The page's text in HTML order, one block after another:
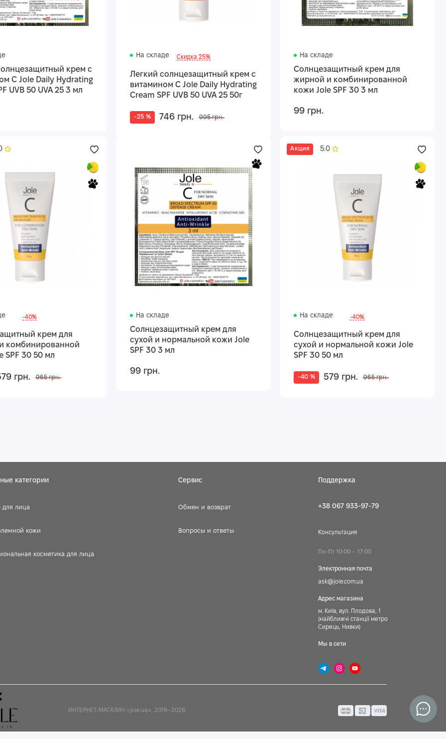
крем с
C Jole Daily Hydrating
UVB 50 UVA 25 3 мл
На складе Скидка 25%
Легкий солнцезащитный крем с
витамином C Jole Daily Hydrating
Cream SPF UVB 50 UVA 25 50г
-25 % 746 грн. 995 грн.
На складе
Солнцезащитный крем для
жирной и комбинированной
кожи Jole SPF 30 3 мл
99 грн.
-40%
крем для
комбинированной
SPF 30 50 мл
грн. 965 грн.
На складе
Солнцезащитный крем для
сухой и нормальной кожи Jole
SPF 30 3 мл
99 грн.
Акция 5.0
На складе -40%
Солнцезащитный крем для
сухой и нормальной кожи Jole
SPF 30 50 мл
-40 % 579 грн. 965 грн.
категории
для лица
кожи
косметика для лица
Сервис
Обмен и возврат
Вопросы и ответы
Поддержка
+38 067 933-97-79
Консультация
Пн-Пт 10:00 – 17:00
Электронная почта
ask@jole.com.ua
Адрес магазина
м. Київ, вул. Плодова, 1
(найближчі станції метро
Сирець, Нивки)
Мы в сети
ИНТЕРНЕТ-МАГАЗИН «jole.ua», 2019–2026